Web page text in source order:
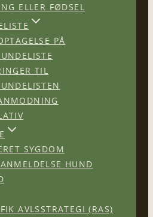
ELLER FØDSEL
PÅ
TIL
SYGDOM
HUND
AVLSSTRATEGI (RAS)